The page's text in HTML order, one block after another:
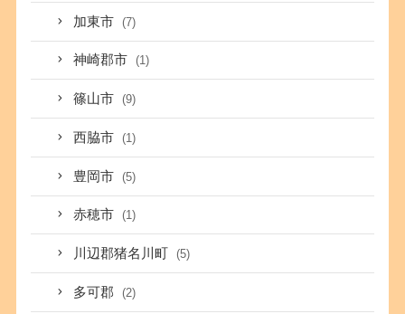
加東市 (7)
神崎郡市 (1)
篠山市 (9)
西脇市 (1)
豊岡市 (5)
赤穂市 (1)
川辺郡猪名川町 (5)
多可郡 (2)